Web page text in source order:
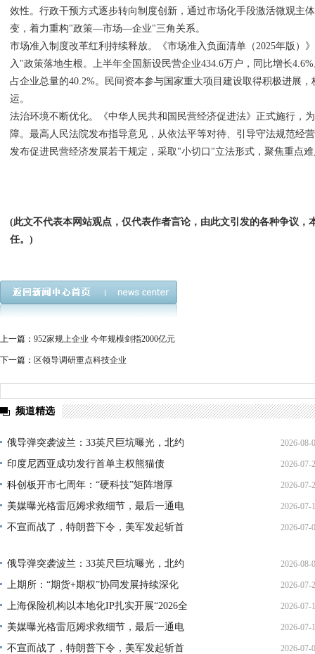
效性。行政干预方式逐步转向制度创新，通过市场化手段激活微观主
变，着力重构"政策—市场—企业"三角关系。
市场准入制度改革红利持续释放。《市场准入负面清单（2025年版）
入"政策落地生根。上半年全国新设民营企业434.6万户，同比增长
占企业总量的40.2%。民间资本参与国家重大项目建设取得积极进展
运。
法治环境不断优化。《中华人民共和国民营经济促进法》正式施行，
障。最高人民法院发布指导意见，从依法平等对待、引导守法规范经
发布促进民营经济发展若干规定，采取"小切口"立法形式，聚焦重点
(此文不代表本网站观点，仅代表作者言论，由此文引发的各种争议，
任。)
上一篇： 952家规上企业 今年规模剑指2000亿元
下一篇： 区领导调研重点科技企业
频道精选
俄导弹突袭波兰：33英尺巨坑曝光，北约 2026-08-
印度尼西亚成功发行首单主权熊猫债 2026-07-
科创板开市七周年：“硬科技”矩阵增厚 2026-07-
美媒曝光格雷厄姆求救细节，最后一通电 2026-07-
不宣而战了，特朗普下令，美军发起斩首 2026-07-
俄导弹突袭波兰：33英尺巨坑曝光，北约 2026-08-
上期所：“期货+期权”协同发展持续深化 2026-07-
上海保险机构以本地化IP扎实开展“2026全 2026-07-
美媒曝光格雷厄姆求救细节，最后一通电 2026-07-
不宣而战了，特朗普下令，美军发起斩首 2026-07-